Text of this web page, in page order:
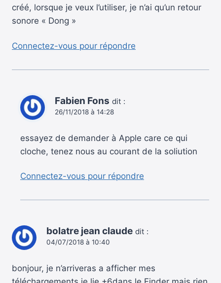
créé, lorsque je veux l’utiliser, je n’ai qu’un retour
sonore « Dong »
Connectez-vous pour répondre
Fabien Fons dit :
26/11/2018 à 14:28
essayez de demander à Apple care ce qui
cloche, tenez nous au courant de la soliution
Connectez-vous pour répondre
bolatre jean claude dit :
04/07/2018 à 10:40
bonjour, je n’arriveras a afficher mes